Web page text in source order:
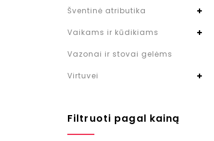
Šventinė atributika
Vaikams ir kūdikiams
Vazonai ir stovai gelėms
Virtuvei
Filtruoti pagal kainą